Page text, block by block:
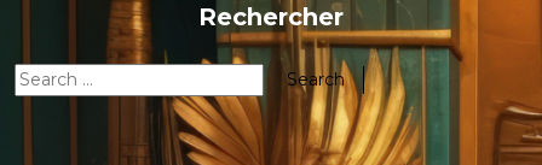
Rechercher